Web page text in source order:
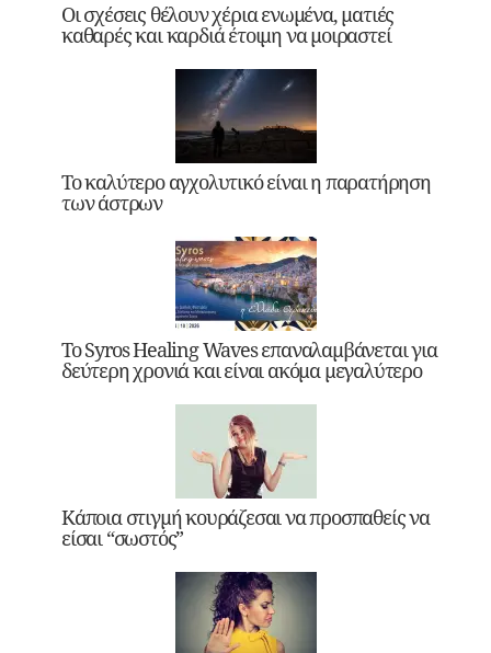
Οι σχέσεις θέλουν χέρια ενωμένα, ματιές
καθαρές και καρδιά έτοιμη να μοιραστεί
Το καλύτερο αγχολυτικό είναι η παρατήρηση
των άστρων
Το Syros Healing Waves επαναλαμβάνεται για
δεύτερη χρονιά και είναι ακόμα μεγαλύτερο
Κάποια στιγμή κουράζεσαι να προσπαθείς να
είσαι “σωστός”